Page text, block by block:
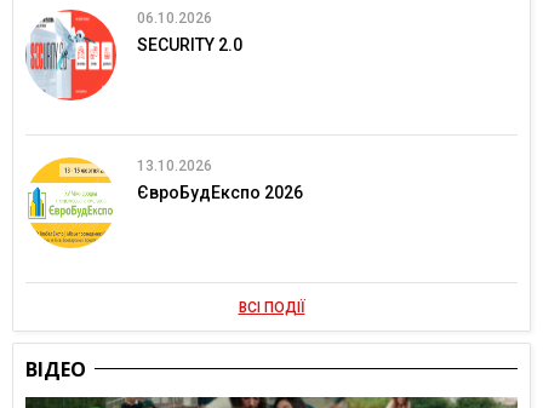
06.10.2026
SECURITY 2.0
13.10.2026
ЄвроБудЕкспо 2026
ВСІ ПОДІЇ
ВІДЕО